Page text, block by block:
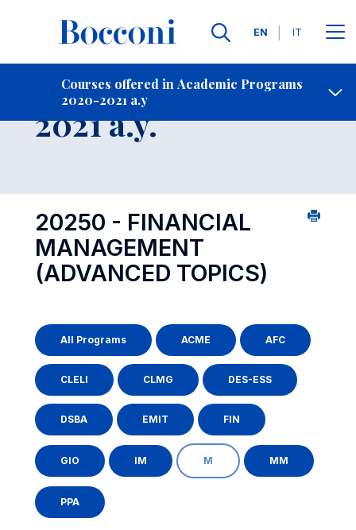
Languages
EN IT
Courses offered in Academic Programs
2020-2021 a.y
Contact Us
Course 2020-
2021 a.y.
20250 - FINANCIAL
MANAGEMENT
(ADVANCED TOPICS)
All Programs ACME AFC
CLELI CLMG DES-ESS
DSBA EMIT FIN
GIO IM M MM
PPA